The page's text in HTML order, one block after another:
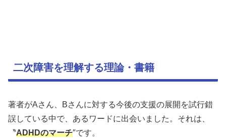
二次障害を理解する理論・書籍
著者がAさん、Bさんに対する今後の支援の展開を試行錯
誤している中で、あるワードに出会いました。それは、
〝ADHDのマーチ″です。